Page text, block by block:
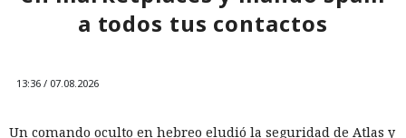
a todos tus contactos
13:36 / 07.08.2026
Un comando oculto en hebreo eludió la seguridad de Atlas y